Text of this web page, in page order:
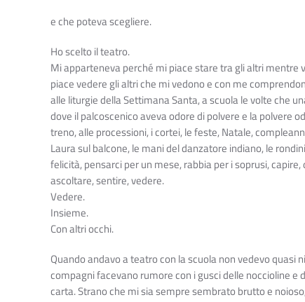
e che poteva scegliere.
Ho scelto il teatro.
Mi apparteneva perché mi piace stare tra gli altri mentre
piace vedere gli altri che mi vedono e con me
alle liturgie della Settimana Santa, a scuola le volte che
dove il palcoscenico aveva odore di polvere e la polvere
treno, alle processioni, i cortei, le feste, Natale,
Laura sul balcone, le mani del danzatore indiano, le
felicità, pensarci per un mese, rabbia per i soprusi,
ascoltare, sentire, vedere.
Vedere.
Insieme.
Con altri occhi.
Quando andavo a teatro con la scuola non vedevo quasi
compagni facevano rumore con i gusci delle noccioline e
carta. Strano che mi sia sempre sembrato brutto e